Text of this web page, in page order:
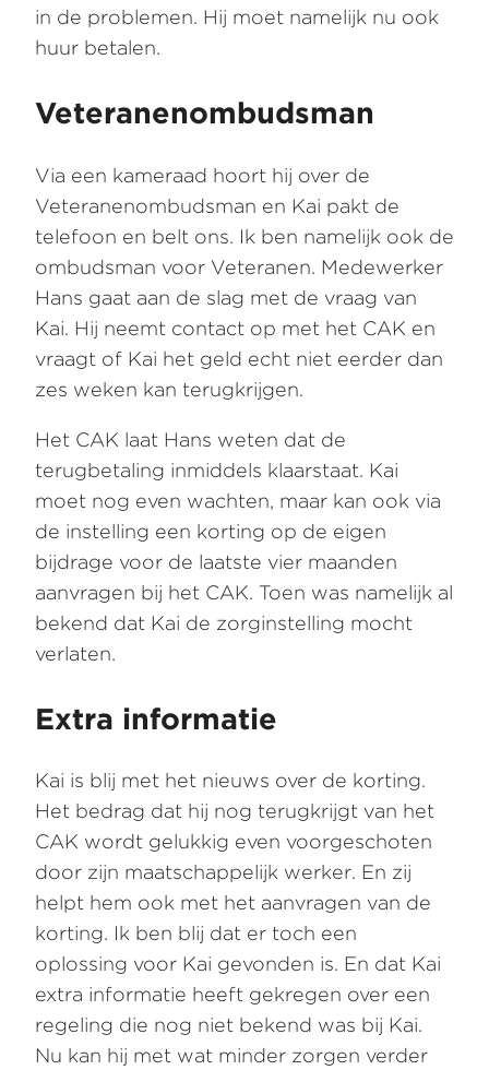
in de problemen. Hij moet namelijk nu ook
huur betalen.
Veteranenombudsman
Via een kameraad hoort hij over de
Veteranenombudsman en Kai pakt de
telefoon en belt ons. Ik ben namelijk ook de
ombudsman voor Veteranen. Medewerker
Hans gaat aan de slag met de vraag van
Kai. Hij neemt contact op met het CAK en
vraagt of Kai het geld echt niet eerder dan
zes weken kan terugkrijgen.
Het CAK laat Hans weten dat de
terugbetaling inmiddels klaarstaat. Kai
moet nog even wachten, maar kan ook via
de instelling een korting op de eigen
bijdrage voor de laatste vier maanden
aanvragen bij het CAK. Toen was namelijk al
bekend dat Kai de zorginstelling mocht
verlaten.
Extra informatie
Kai is blij met het nieuws over de korting.
Het bedrag dat hij nog terugkrijgt van het
CAK wordt gelukkig even voorgeschoten
door zijn maatschappelijk werker. En zij
helpt hem ook met het aanvragen van de
korting. Ik ben blij dat er toch een
oplossing voor Kai gevonden is. En dat Kai
extra informatie heeft gekregen over een
regeling die nog niet bekend was bij Kai.
Nu kan hij met wat minder zorgen verder